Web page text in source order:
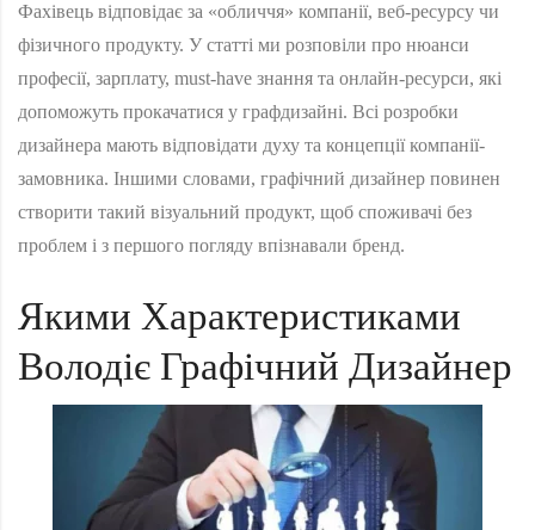
Фахівець відповідає за «обличчя» компанії, веб-ресурсу чи
фізичного продукту. У статті ми розповіли про нюанси
професії, зарплату, must-have знання та онлайн-ресурси, які
допоможуть прокачатися у графдизайні. Всі розробки
дизайнера мають відповідати духу та концепції компанії-
замовника. Іншими словами, графічний дизайнер повинен
створити такий візуальний продукт, щоб споживачі без
проблем і з першого погляду впізнавали бренд.
Якими Характеристиками
Володіє Графічний Дизайнер